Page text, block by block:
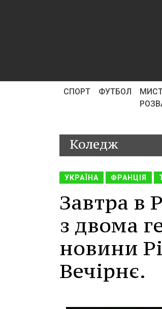
СПОРТ ФУТБОЛ
Коледж
УКРАЇНА ФРАНЦІЯ
Завтра в
з двома
новини
Вечірнє.